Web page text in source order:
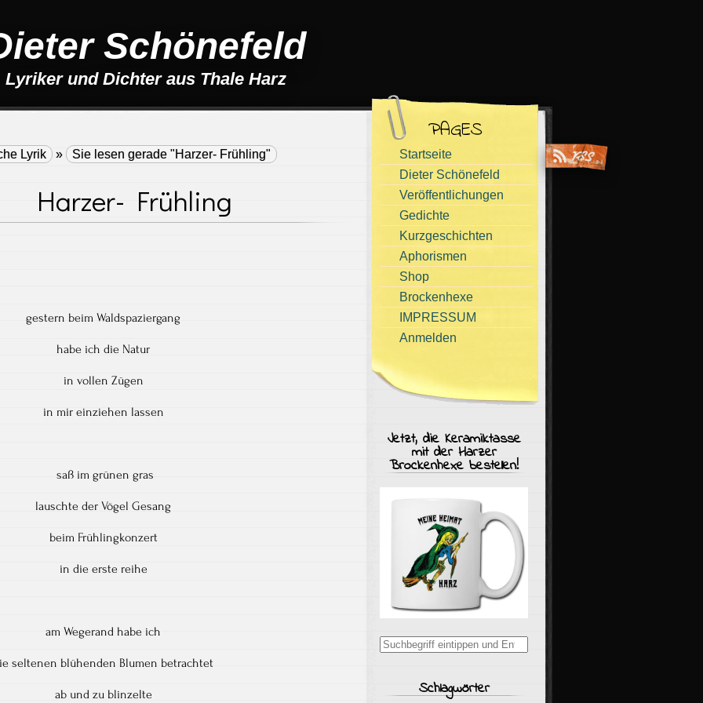
Schönefeld
Lyriker und Dichter aus Thale Harz
Lyrik » Sie lesen gerade "Harzer- Frühling"
Harzer- Frühling
gestern beim Waldspaziergang
habe ich die Natur
in vollen Zügen
in mir einziehen lassen
saß im grünen gras
lauschte der Vögel Gesang
beim Frühlingkonzert
in die erste reihe
am Wegerand habe ich
seltenen blühenden Blumen betrachtet
ab und zu blinzelte
PAGES
Startseite
Dieter Schönefeld
Veröffentlichungen
Gedichte
Kurzgeschichten
Aphorismen
Shop
Brockenhexe
IMPRESSUM
Anmelden
Jetzt, die Keramiktasse
mit der Harzer
Brockenhexe bestellen!
Suchergebnisse
für:
Schlagwörter